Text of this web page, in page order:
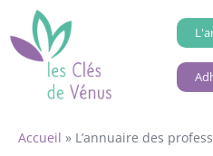
Accueil » L’annuaire des